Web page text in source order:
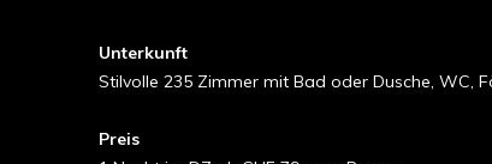
Unterkunft
Stilvolle 235 Zimmer mit Bad oder Dusche, WC,
Preis